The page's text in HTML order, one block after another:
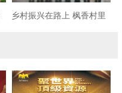
乡村振兴在路上 枫香村里